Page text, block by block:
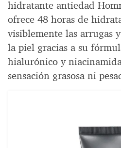
hidratante antiedad
ofrece 48 horas de
visiblemente las arrugas
la piel gracias a su
hialurónico y
sensación grasosa ni